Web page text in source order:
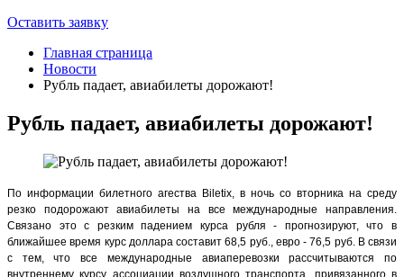
Оставить заявку
Главная страница
Новости
Рубль падает, авиабилеты дорожают!
Рубль падает, авиабилеты дорожают!
По информации билетного агества Biletix, в ночь со вторника на среду
резко подорожают авиабилеты на все международные направления.
Связано это с резким падением курса рубля - прогнозируют, что в
ближайшее время курс доллара составит 68,5 руб., евро - 76,5 руб. В связи
с тем, что все международные авиаперевозки рассчитываются по
внутреннему курсу ассоциации воздушного транспорта, привязанного в